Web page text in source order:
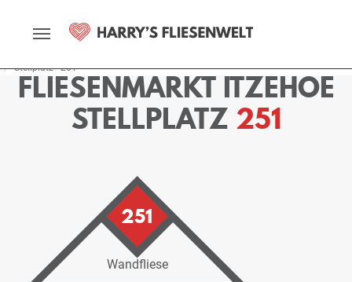
Stellplatz - 251
FLIESENMARKT ITZEHOE
STELLPLATZ 251
251
Wandfliese